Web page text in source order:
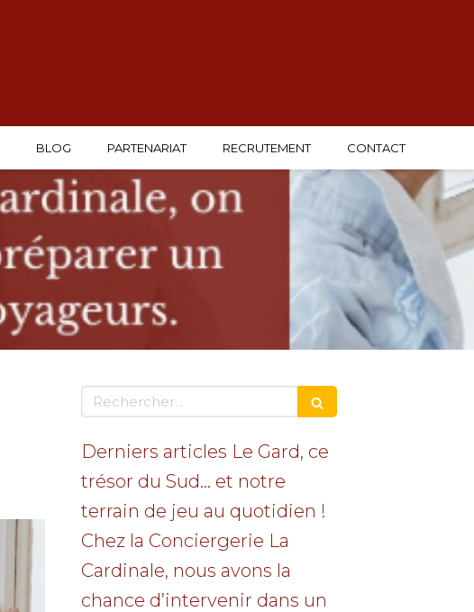
BLOG PARTENARIAT RECRUTEMENT CONTACT
Rechercher
Derniers articles Le Gard, ce
trésor du Sud… et notre
terrain de jeu au quotidien !
Chez la Conciergerie La
Cardinale, nous avons la
chance d’intervenir dans un